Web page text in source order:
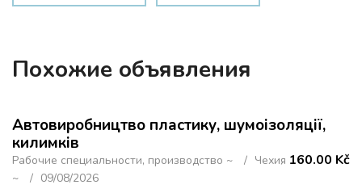
Похожие объявления
Автовиробництво пластику, шумоізоляції,
килимків
160.00 Kč
Рабочие специальности, производство ~
Чехия
~
09/08/2026